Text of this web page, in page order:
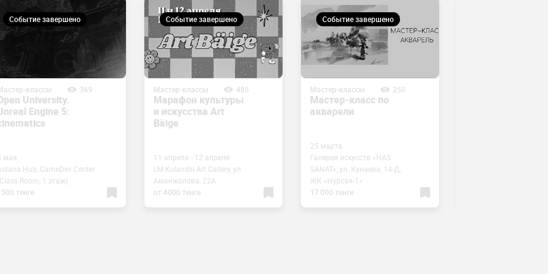
Событие завершено
классы 369
University.
Engine 5:
мая
Hub, GameDev Center
Room, 1 этаж)
тенге
Событие завершено
Мастер-классы 485
Марафон культуры
и искусства Art
Bäige
11 апреля - 12 апреля
LM Kulanshi Art Gallery, ул.
Аманжолова, 22А
от 4000 тенге
Событие завершено
Мастер-классы 250
Мастер-класс по
акварели
25 марта
Галерея искусств «HAS
SANAT», ул. Кунаева, 14-Д,
ЖК «Нурсая-1»
17 000 тенге